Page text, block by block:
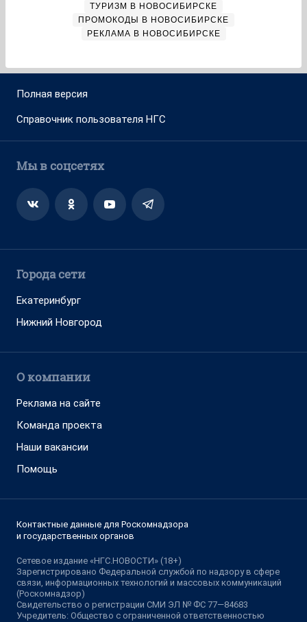
ТУРИЗМ В НОВОСИБИРСКЕ
ПРОМОКОДЫ В НОВОСИБИРСКЕ
РЕКЛАМА В НОВОСИБИРСКЕ
Полная версия
Справочник пользователя НГС
Мы в соцсетях
Города сети
Екатеринбург
Нижний Новгород
О компании
Реклама на сайте
Команда проекта
Наши вакансии
Помощь
Контактные данные для Роскомнадзора
и государственных органов
Сетевое издание «НГС.НОВОСТИ» (18+)
Зарегистрировано Федеральной службой по надзору в сфере
связи, информационных технологий и массовых коммуникаций
(Роскомнадзор)
Свидетельство о регистрации СМИ ЭЛ № ФС 77—84683
Учредитель: Общество с ограниченной ответственностью